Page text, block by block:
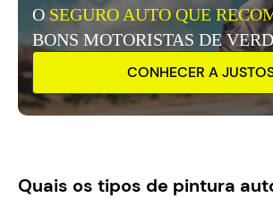
OSEGURO AUTO QUE
BONS MOTORISTAS DE
CONHECER A
Quais os tipos de pintura